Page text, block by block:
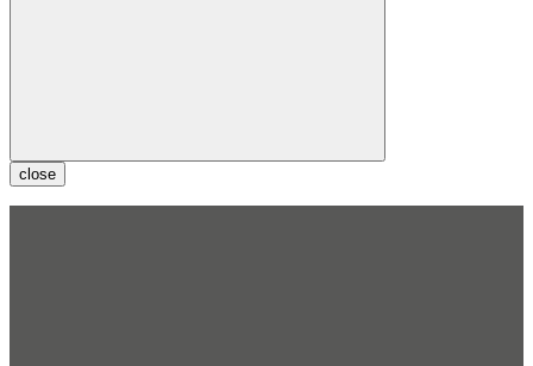
close